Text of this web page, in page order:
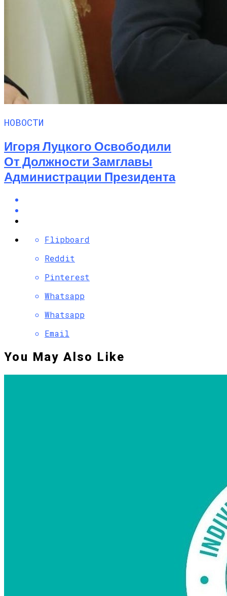
НОВОСТИ
Игоря Луцкого Освободили
От Должности Замглавы
Администрации Президента
Flipboard
Reddit
Pinterest
Whatsapp
Whatsapp
Email
You May Also Like